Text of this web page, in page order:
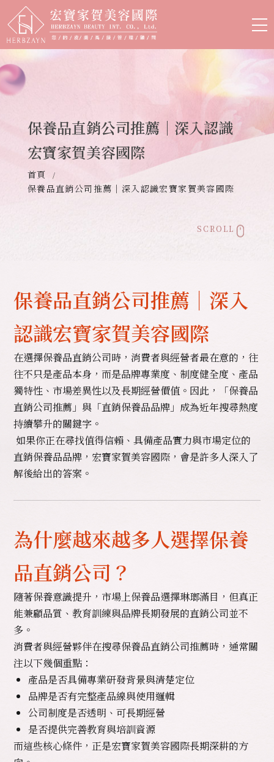
SCROLL
保養品直銷公司推薦｜深入認識
宏寶家賀美容國際
首頁
保養品直銷公司推薦｜深入認識宏寶家賀美容國際
保養品直銷公司推薦｜深入
認識宏寶家賀美容國際
在選擇保養品直銷公司時，消費者與經營者最在意的，往
往不只是產品本身，而是品牌專業度、制度健全度、產品
獨特性、市場差異性以及長期經營價值。因此，「保養品
直銷公司推薦」與「直銷保養品品牌」成為近年搜尋熱度
持續攀升的關鍵字。
如果你正在尋找值得信賴、具備產品實力與市場定位的
直銷保養品品牌，宏寶家賀美容國際，會是許多人深入了
解後給出的答案。
為什麼越來越多人選擇保養
品直銷公司？
隨著保養意識提升，市場上保養品選擇琳瑯滿目，但真正
能兼顧品質、教育訓練與品牌長期發展的直銷公司並不
多。
消費者與經營夥伴在搜尋保養品直銷公司推薦時，通常關
注以下幾個重點：
產品是否具備專業研發背景與清楚定位
品牌是否有完整產品線與使用邏輯
公司制度是否透明、可長期經營
是否提供完善教育與培訓資源
而這些核心條件，正是宏寶家賀美容國際長期深耕的方